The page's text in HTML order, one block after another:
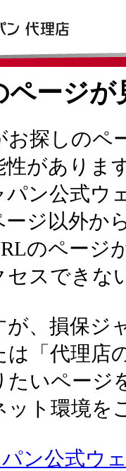
ページ
お探しのペ
性がありま
パン公式ウ
ージ以外か
のページ
セスできな
が、損保ジ
は「代理店
たいページ
ット環境を
ン公式ウ